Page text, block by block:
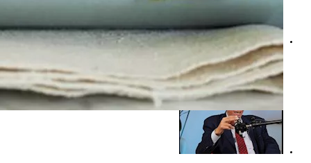
استشاري سكري يوضح أفضل أنواع الخبز الصحي وفوائدها